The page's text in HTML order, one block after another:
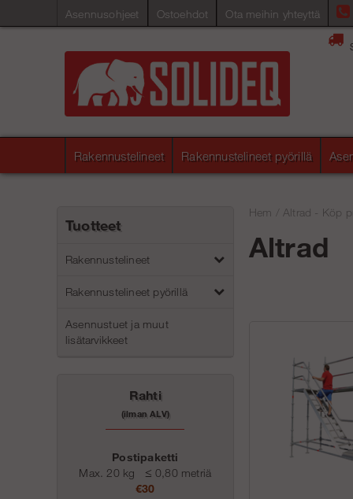
Asennusohjeet Ostoehdot Ota meihin yhteyttä
Rakennustelineet Rakennustelineet pyörillä
Tuotteet
Rakennustelineet
Rakennustelineet pyörillä
Asennustuet ja muut
lisätarvikkeet
Rahti
(ilman ALV)
Postipaketti
Max. 20 kg
≤ 0,80 metriä
€30
Hem Altrad - Köp
Altrad